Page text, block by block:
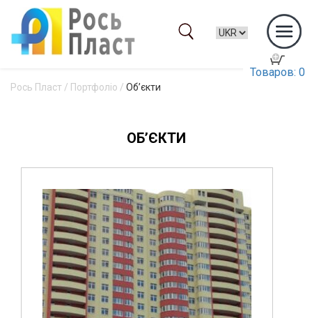
Товаров: 0
Рось Пласт / Портфоліо / Об’єкти
ОБ’ЄКТИ